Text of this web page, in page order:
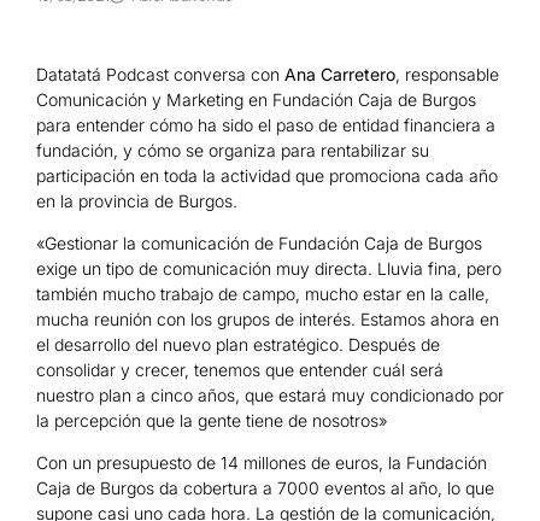
Datatatá Podcast conversa con Ana Carretero, responsable
Comunicación y Marketing en Fundación Caja de Burgos
para entender cómo ha sido el paso de entidad financiera a
fundación, y cómo se organiza para rentabilizar su
participación en toda la actividad que promociona cada año
en la provincia de Burgos.
«Gestionar la comunicación de Fundación Caja de Burgos
exige un tipo de comunicación muy directa. Lluvia fina, pero
también mucho trabajo de campo, mucho estar en la calle,
mucha reunión con los grupos de interés. Estamos ahora en
el desarrollo del nuevo plan estratégico. Después de
consolidar y crecer, tenemos que entender cuál será
nuestro plan a cinco años, que estará muy condicionado por
la percepción que la gente tiene de nosotros»
Con un presupuesto de 14 millones de euros, la Fundación
Caja de Burgos da cobertura a 7000 eventos al año, lo que
supone casi uno cada hora. La gestión de la comunicación,